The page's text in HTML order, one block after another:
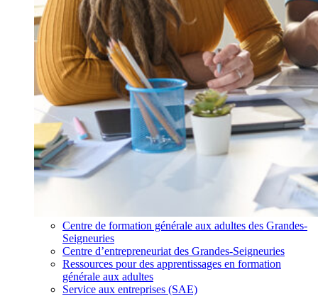
Centre de formation générale aux adultes des Grandes-
Seigneuries
Centre d’entrepreneuriat des Grandes-Seigneuries
Ressources pour des apprentissages en formation
générale aux adultes
Service aux entreprises (SAE)